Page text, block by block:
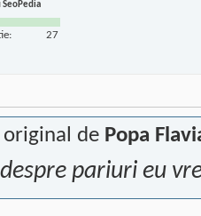
27
original de Popa
pariuri eu